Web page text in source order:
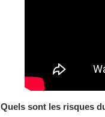
Quels sont les risques